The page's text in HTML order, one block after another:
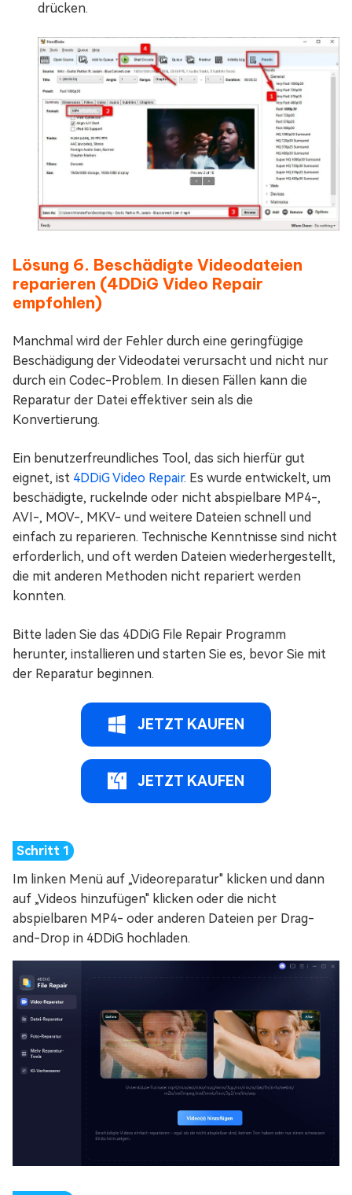
drücken.
Lösung 6. Beschädigte Videodateien
reparieren (4DDiG Video Repair
empfohlen)
Manchmal wird der Fehler durch eine geringfügige
Beschädigung der Videodatei verursacht und nicht nur
durch ein Codec-Problem. In diesen Fällen kann die
Reparatur der Datei effektiver sein als die
Konvertierung.
Ein benutzerfreundliches Tool, das sich hierfür gut
eignet, ist 4DDiG Video Repair. Es wurde entwickelt, um
beschädigte, ruckelnde oder nicht abspielbare MP4-,
AVI-, MOV-, MKV- und weitere Dateien schnell und
einfach zu reparieren. Technische Kenntnisse sind nicht
erforderlich, und oft werden Dateien wiederhergestellt,
die mit anderen Methoden nicht repariert werden
konnten.
Bitte laden Sie das 4DDiG File Repair Programm
herunter, installieren und starten Sie es, bevor Sie mit
der Reparatur beginnen.
JETZT KAUFEN
JETZT KAUFEN
Im linken Menü auf „Videoreparatur" klicken und dann
auf „Videos hinzufügen" klicken oder die nicht
abspielbaren MP4- oder anderen Dateien per Drag-
and-Drop in 4DDiG hochladen.